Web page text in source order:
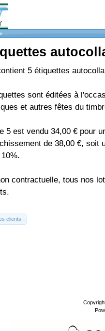
5 étiquettes
sont éditées à
et autres fêtes du
5 est vendu 34,00 € pour
de 38,00 €, soit
contractuelle, tous nos
clients